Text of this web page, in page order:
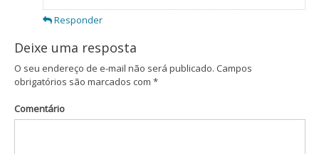
Responder
Deixe uma resposta
O seu endereço de e-mail não será publicado. Campos
obrigatórios são marcados com *
Comentário